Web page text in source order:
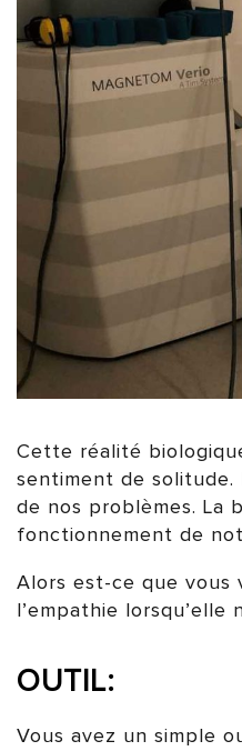
Cette réalité
sentiment de solitude.
de nos problèmes. La
fonctionnement de
Alors est-ce que vous
l’empathie lorsqu’elle
OUTIL:
Vous avez un simple